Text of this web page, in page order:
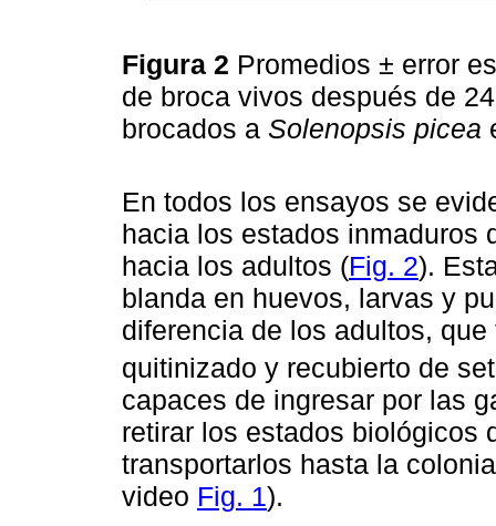
Figura 2 Promedios ± error
de broca vivos después de
brocados a Solenopsis picea
En todos los ensayos se
hacia los estados inmaduros
hacia los adultos (Fig. 2).
blanda en huevos, larvas y
diferencia de los adultos,
quitinizado y recubierto de
capaces de ingresar por las
retirar los estados biológicos
transportarlos hasta la
video Fig. 1).